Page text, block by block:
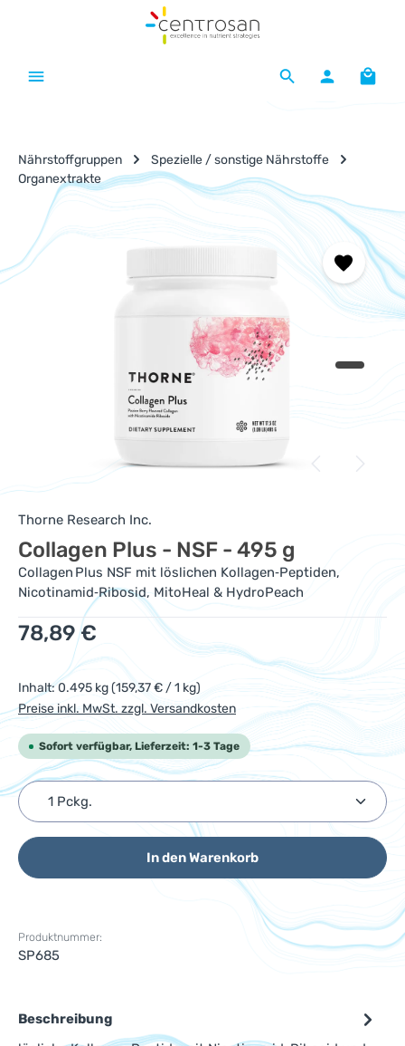
Zum Hauptinhalt springen
Nährstoffgruppen
Spezielle / sonstige Nährstoffe
Organextrakte
Bildergalerie überspringen
Thorne Research Inc.
Collagen Plus - NSF - 495 g
Collagen Plus NSF mit löslichen Kollagen‑Peptiden,
Nicotinamid‑Ribosid, MitoHeal & HydroPeach
Regulärer Preis:
78,89 €
Inhalt:0.495 kg(159,37 € / 1 kg)
Preise inkl. MwSt. zzgl. Versandkosten
Sofort verfügbar, Lieferzeit: 1-3 Tage
Produkt Anzahl: Gib den gewünschten Wert ein
In den Warenkorb
Produktnummer:
SP685
Beschreibung